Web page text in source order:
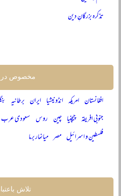
تذکرہ بزرگانِ دین
مخصوص
افغانستان امریکہ انڈونیشیا ایران برطانیہ
جنوبی افریقہ چیچنیا چین روس سعودی عرب
فلسطین و اسرائیل مصر میانمار برما
تلاش